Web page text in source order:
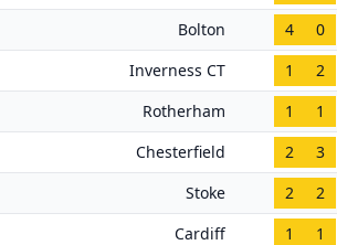
Bolton 4 0
Inverness CT 1 2
Rotherham 1 1
Chesterfield 2 3
Stoke 2 2
Cardiff 1 1